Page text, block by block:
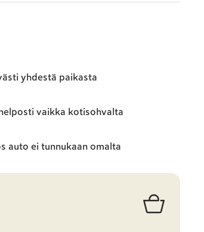
yhdestä paikasta
vaikka kotisohvalta
auto ei tunnukaan omalta